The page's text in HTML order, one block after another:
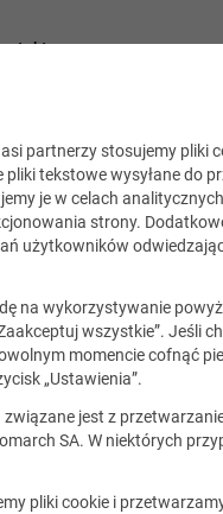
partnerzy stosujemy pliki
tekstowe wysyłane do
je w celach
strony.
użytkowników
na wykorzystywanie
wszystkie”. Jeśli
momencie cofnąć
„Ustawienia”.
jest z
SA. W niektórych
pliki cookie i